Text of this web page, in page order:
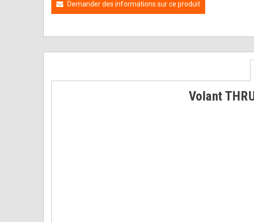
Demander des informations sur ce produit
Volant